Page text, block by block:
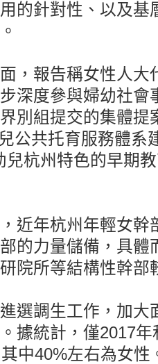
的針對性、以及基
，報告稱女性人大
深度參與婦幼社會
別組提交的集體提
公共托育服務體系
兒杭州特色的早期
近年杭州年輕女幹
的力量儲備，具體
院所等結構性幹部
選調生工作，加大
據統計，僅2017
中40%左右為女性